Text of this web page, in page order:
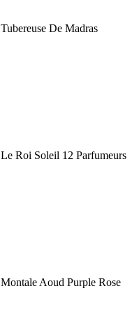
Tubereuse De Madras
Le Roi Soleil 12 Parfumeurs
Montale Aoud Purple Rose